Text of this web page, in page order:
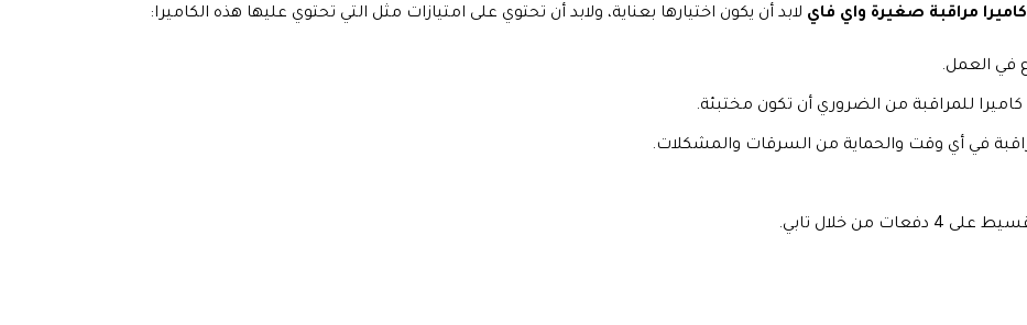
كاميرا مراقبة صغيرة واي فاي لابد أن يكون اختيارها بعناية، ولابد أن تحتوي على امتيازات مثل التي تحتوي عليها هذه الكاميرا:
في العمل.
للمراقبة من الضروري أن تكون مختبئة.
في أي وقت والحماية من السرقات والمشكلات.
خلال تابي.